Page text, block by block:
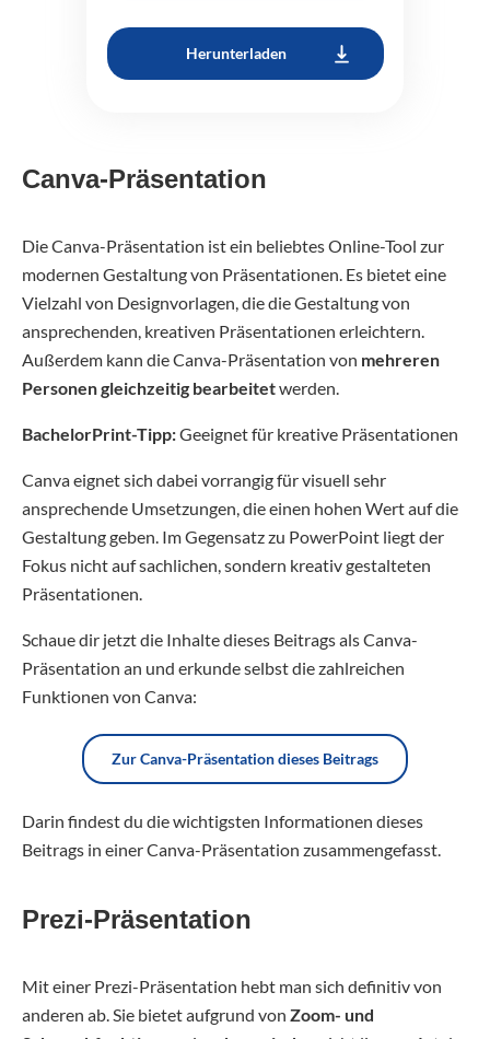
Herunterladen
Canva-Präsentation
Die Canva-Präsentation ist ein beliebtes Online-Tool zur
modernen Gestaltung von Präsentationen. Es bietet eine
Vielzahl von Designvorlagen, die die Gestaltung von
ansprechenden, kreativen Präsentationen erleichtern.
Außerdem kann die Canva-Präsentation von mehreren
Personen gleichzeitig bearbeitetwerden.
BachelorPrint-Tipp:Geeignet für kreative Präsentationen
Canva eignet sich dabei vorrangig für visuell sehr
ansprechende Umsetzungen, die einen hohen Wert auf die
Gestaltung geben. Im Gegensatz zu PowerPoint liegt der
Fokus nicht auf sachlichen, sondern kreativ gestalteten
Präsentationen.
Schaue dir jetzt die Inhalte dieses Beitrags als Canva-
Präsentation an und erkunde selbst die zahlreichen
Funktionen von Canva:
Zur Canva-Präsentation dieses Beitrags
Darin findest du die wichtigsten Informationen dieses
Beitrags in einer Canva-Präsentation zusammengefasst.
Prezi-Präsentation
Mit einer Prezi-Präsentation hebt man sich definitiv von
anderen ab. Sie bietet aufgrund von Zoom- und